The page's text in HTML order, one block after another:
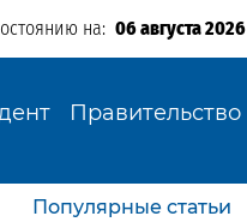
на: 06 августа 2026
Правительство
Популярные статьи